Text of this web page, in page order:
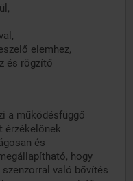
elemhez,
és rögzítő
a működésfüggő
érzékelőnek
és
hogy
való bővítés